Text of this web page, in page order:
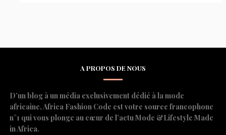
A PROPOS DE NOUS
D’un blog à un média exclusivement dédié à la mode
africaine, Africa Fashion Code est votre source francophone
n°1 qui vous plonge au cœur de l’actu Mode &Lifestyle Made
in Africa.